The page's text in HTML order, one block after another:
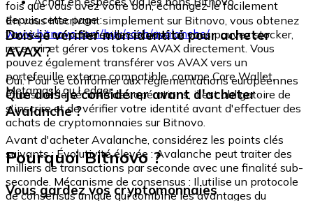
fois que vous avez votre bon, échangez-le facilement
depuis cette page :
www.bitnovo.com/buy/cash/avalanche/
En vous inscrivant simplement sur Bitnovo, vous obtenez
l'accès à un portefeuille sécurisé où vous pouvez stocker,
recevoir et gérer vos tokens AVAX directement. Vous
pouvez également transférer vos AVAX vers un
portefeuille externe compatible, comme Core Wallet,
Metamask ou Ledger.
Dois-je vérifier mon identité pour acheter
AVAX ?
Oui. Pour se conformer aux réglementations européennes
et assurer la sécurité des opérations, il est obligatoire de
s'inscrire et de vérifier votre identité avant d'effectuer des
achats de cryptomonnaies sur Bitnovo.
Que dois-je considérer avant d'acheter
Avalanche ?
Avant d'acheter Avalanche, considérez les points clés
suivants : Évolutivité élevée : Avalanche peut traiter des
milliers de transactions par seconde avec une finalité sub-
seconde. Mécanisme de consensus : Il utilise un protocole
de consensus unique qui combine les avantages du
Pourquoi Bitnovo ?
Vous gardez vos cryptomonnaies